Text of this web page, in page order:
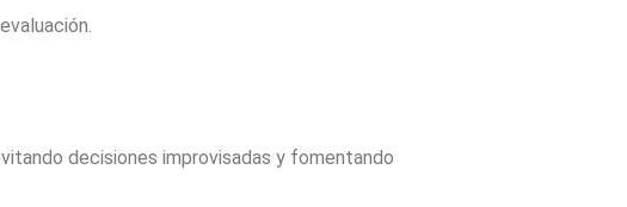
decisiones improvisadas y fomentando